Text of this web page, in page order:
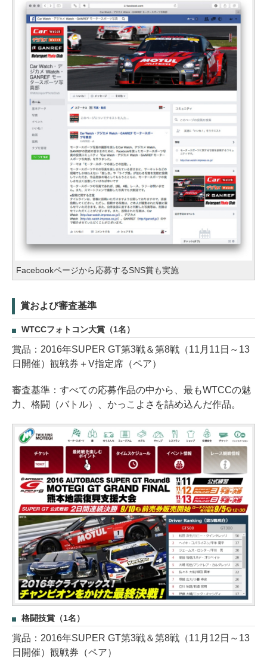
Facebookページから応募するSNS賞も実施
賞および審査基準
WTCCフォトコン大賞（1名）
賞品：2016年SUPER GT第3戦＆第8戦（11月11日～13
日開催）観戦券＋V指定席（ペア）
審査基準：すべての応募作品の中から、最もWTCCの魅
力、格闘（バトル）、かっこよさを詰め込んだ作品。
格闘技賞（1名）
賞品：2016年SUPER GT第3戦＆第8戦（11月12日～13
日開催）観戦券（ペア）